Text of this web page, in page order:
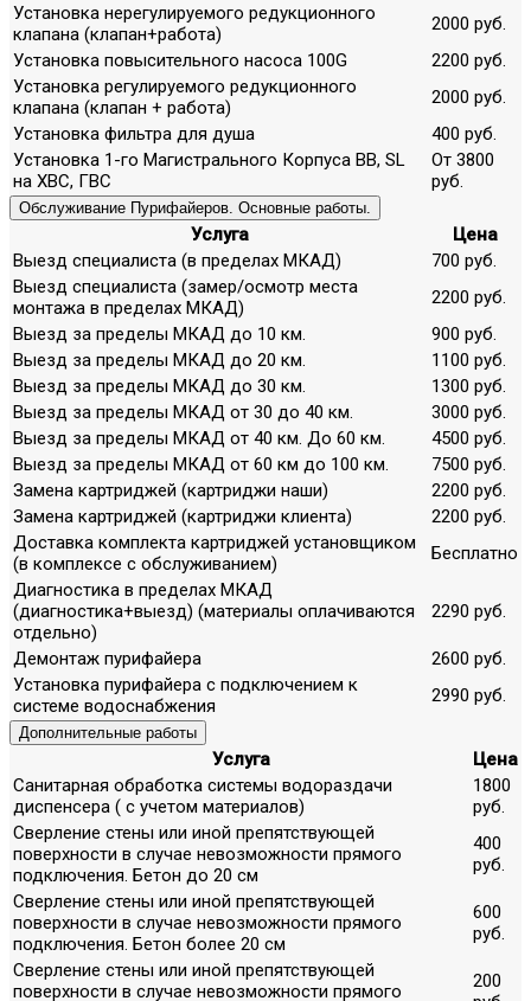
Установка нерегулируемого редукционного
клапана (клапан+работа)
2000 руб.
Установка повысительного насоса 100G
2200 руб.
Установка регулируемого редукционного
клапана (клапан + работа)
2000 руб.
Установка фильтра для душа
400 руб.
Установка 1-го Магистрального Корпуса ВВ, SL
на ХВС, ГВС
От 3800
руб.
Обслуживание Пурифайеров. Основные работы.
Услуга
Цена
Выезд специалиста (в пределах МКАД)
700 руб.
Выезд специалиста (замер/осмотр места
монтажа в пределах МКАД)
2200 руб.
Выезд за пределы МКАД до 10 км.
900 руб.
Выезд за пределы МКАД до 20 км.
1100 руб.
Выезд за пределы МКАД до 30 км.
1300 руб.
Выезд за пределы МКАД от 30 до 40 км.
3000 руб.
Выезд за пределы МКАД от 40 км. До 60 км.
4500 руб.
Выезд за пределы МКАД от 60 км до 100 км.
7500 руб.
Замена картриджей (картриджи наши)
2200 руб.
Замена картриджей (картриджи клиента)
2200 руб.
Доставка комплекта картриджей установщиком
(в комплексе с обслуживанием)
Бесплатно
Диагностика в пределах МКАД
(диагностика+выезд) (материалы оплачиваются
отдельно)
2290 руб.
Демонтаж пурифайера
2600 руб.
Установка пурифайера с подключением к
системе водоснабжения
2990 руб.
Дополнительные работы
Услуга
Цена
Санитарная обработка системы водораздачи
диспенсера ( с учетом материалов)
1800
руб.
Сверление стены или иной препятствующей
поверхности в случае невозможности прямого
подключения. Бетон до 20 см
400
руб.
Сверление стены или иной препятствующей
поверхности в случае невозможности прямого
подключения. Бетон более 20 см
600
руб.
Сверление стены или иной препятствующей
поверхности в случае невозможности прямого
200